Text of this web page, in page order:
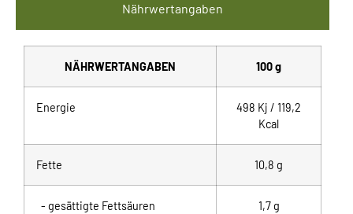
Nährwertangaben
NÄHRWERTANGABEN 100 g
Energie
498 Kj / 119,2
Kcal
Fette 10,8 g
- gesättigte Fettsäuren 1,7 g